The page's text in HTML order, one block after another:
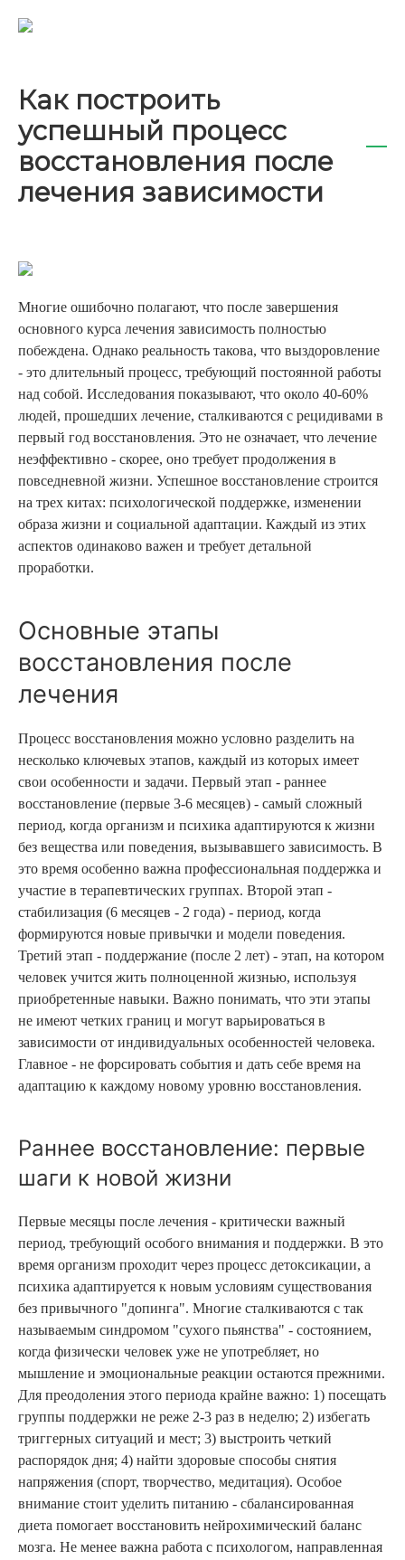
Как построить
успешный процесс
восстановления после
лечения зависимости
Многие ошибочно полагают, что после завершения
основного курса лечения зависимость полностью
побеждена. Однако реальность такова, что выздоровление
- это длительный процесс, требующий постоянной работы
над собой. Исследования показывают, что около 40-60%
людей, прошедших лечение, сталкиваются с рецидивами в
первый год восстановления. Это не означает, что лечение
неэффективно - скорее, оно требует продолжения в
повседневной жизни. Успешное восстановление строится
на трех китах: психологической поддержке, изменении
образа жизни и социальной адаптации. Каждый из этих
аспектов одинаково важен и требует детальной
проработки.
Основные этапы
восстановления после
лечения
Процесс восстановления можно условно разделить на
несколько ключевых этапов, каждый из которых имеет
свои особенности и задачи. Первый этап - раннее
восстановление (первые 3-6 месяцев) - самый сложный
период, когда организм и психика адаптируются к жизни
без вещества или поведения, вызывавшего зависимость. В
это время особенно важна профессиональная поддержка и
участие в терапевтических группах. Второй этап -
стабилизация (6 месяцев - 2 года) - период, когда
формируются новые привычки и модели поведения.
Третий этап - поддержание (после 2 лет) - этап, на котором
человек учится жить полноценной жизнью, используя
приобретенные навыки. Важно понимать, что эти этапы
не имеют четких границ и могут варьироваться в
зависимости от индивидуальных особенностей человека.
Главное - не форсировать события и дать себе время на
адаптацию к каждому новому уровню восстановления.
Раннее восстановление: первые
шаги к новой жизни
Первые месяцы после лечения - критически важный
период, требующий особого внимания и поддержки. В это
время организм проходит через процесс детоксикации, а
психика адаптируется к новым условиям существования
без привычного "допинга". Многие сталкиваются с так
называемым синдромом "сухого пьянства" - состоянием,
когда физически человек уже не употребляет, но
мышление и эмоциональные реакции остаются прежними.
Для преодоления этого периода крайне важно: 1) посещать
группы поддержки не реже 2-3 раз в неделю; 2) избегать
триггерных ситуаций и мест; 3) выстроить четкий
распорядок дня; 4) найти здоровые способы снятия
напряжения (спорт, творчество, медитация). Особое
внимание стоит уделить питанию - сбалансированная
диета помогает восстановить нейрохимический баланс
мозга. Не менее важна работа с психологом, направленная